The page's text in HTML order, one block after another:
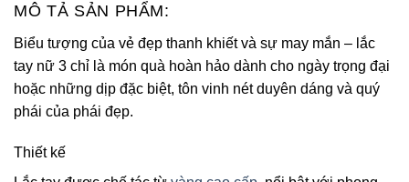
MÔ TẢ SẢN PHẨM:
Biểu tượng của vẻ đẹp thanh khiết và sự may mắn – lắc
tay nữ 3 chỉ là món quà hoàn hảo dành cho ngày trọng đại
hoặc những dịp đặc biệt, tôn vinh nét duyên dáng và quý
phái của phái đẹp.
Thiết kế